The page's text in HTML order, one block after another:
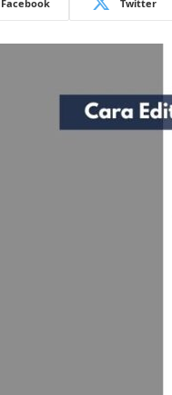
Facebook Twitter